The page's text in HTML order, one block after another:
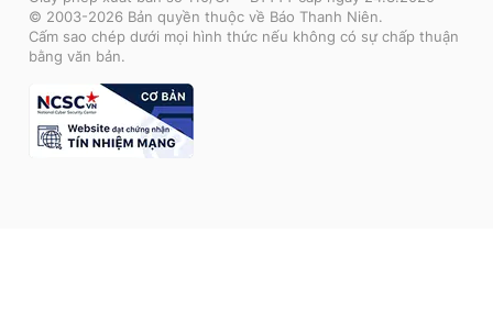
© 2003-2026 Bản quyền thuộc về Báo Thanh Niên.
Cấm sao chép dưới mọi hình thức nếu không có sự chấp thuận
bằng văn bản.